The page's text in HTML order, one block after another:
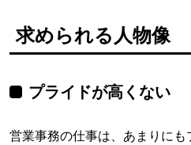
求められる人物像
プライドが高くない
営業事務の仕事は、あまりにも